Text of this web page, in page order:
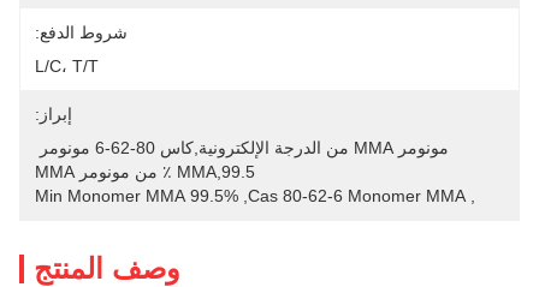
شروط الدفع:
L/C، T/T
إبراز:
MMA,99.5 ٪ من مونومر MMA
Cas 80-62-6 Monomer MMA
99.5% Min Monomer MMA
وصف المنتج